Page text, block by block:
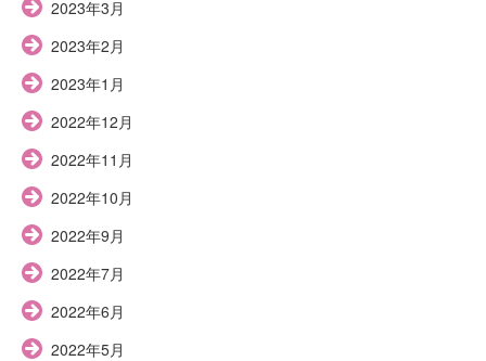
2023年3月
2023年2月
2023年1月
2022年12月
2022年11月
2022年10月
2022年9月
2022年7月
2022年6月
2022年5月